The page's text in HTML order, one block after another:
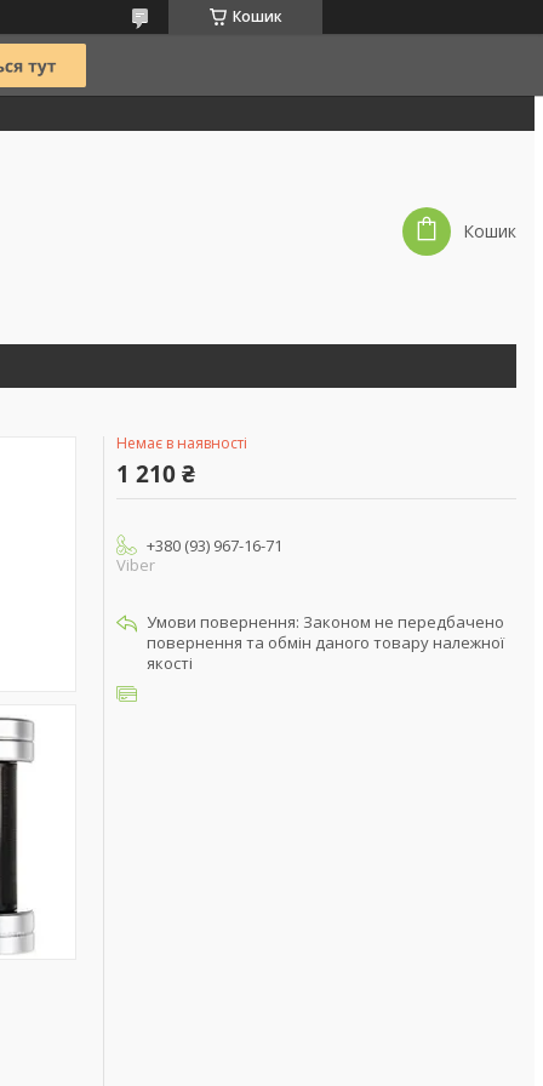
Кошик
Кошик
Немає в наявності
1 210 ₴
+380 (93) 967-16-71
Viber
Законом не передбачено
повернення та обмін даного товару належної
якості